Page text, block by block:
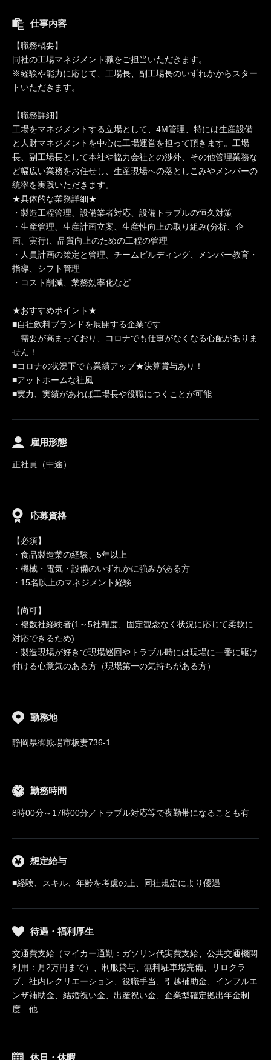
仕事内容
【職務概要】
同社の工場マネジメント職をご担当いただきます。
※経験や能力に応じて、工場長、副工場長のいずれかからスター
トいただきます。
【職務詳細】
工場をマネジメントする立場として、4M管理、特には生産設備
と人財マネジメントを中心に工場運営を担って頂きます。工場
長、副工場長として本社や協力会社との渉外、その他管理業務な
ど幅広い業務をお任せし、生産現場への落としこみやメンバーの
統率を実践いただきます。
★具体的な業務詳細★
・製造工程管理、設備業者対応、設備トラブルの恒久対策
・生産管理、生産計画立案、生産性向上の取り組み(分析、企
画、実行)、品質向上のための工程の管理
・人員計画の策定と管理、チームビルディング、メンバー教育・
指導、シフト管理
・コスト削減、業務効率化など
★おすすめポイント★
■自社飲料ブランドを展開する企業です
需要が高まっており、コロナでも仕事がなくなる心配がありま
せん！
■コロナの状況下でも業績アップ★決算賞与あり！
■アットホームな社風
■実力、実績があれば工場長や役職につくことが可能
雇用形態
正社員（中途）
応募資格
【必須】
・食品製造業の経験、5年以上
・機械・電気・設備のいずれかに強みがある方
・15名以上のマネジメント経験
【尚可】
・複数社経験者(1～5社程度、固定観念なく状況に応じて柔軟に
対応できるため)
・製造現場が好きで現場巡回やトラブル時には現場に一番に駆け
付ける心意気のある方（現場第一の気持ちがある方）
勤務地
静岡県御殿場市板妻736-1
勤務時間
8時00分～17時00分／トラブル対応等で夜勤帯になることも有
想定給与
■経験、スキル、年齢を考慮の上、同社規定により優遇
待遇・福利厚生
交通費支給（マイカー通勤：ガソリン代実費支給、公共交通機関
利用：月2万円まで）、制服貸与、無料駐車場完備、リロクラ
ブ、社内レクリエーション、役職手当、引越補助金、インフルエ
ンザ補助金、結婚祝い金、出産祝い金、企業型確定拠出年金制
度 他
休日・休暇